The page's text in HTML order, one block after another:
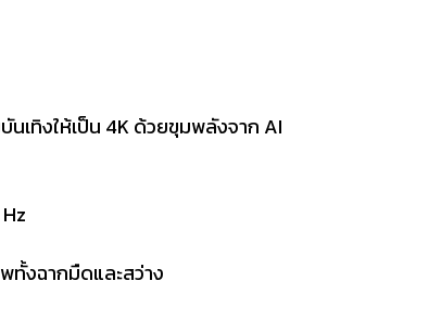
เทิงให้เป็น 4K ด้วยขุมพลังจาก AI
ทั้งฉากมืดและสว่าง